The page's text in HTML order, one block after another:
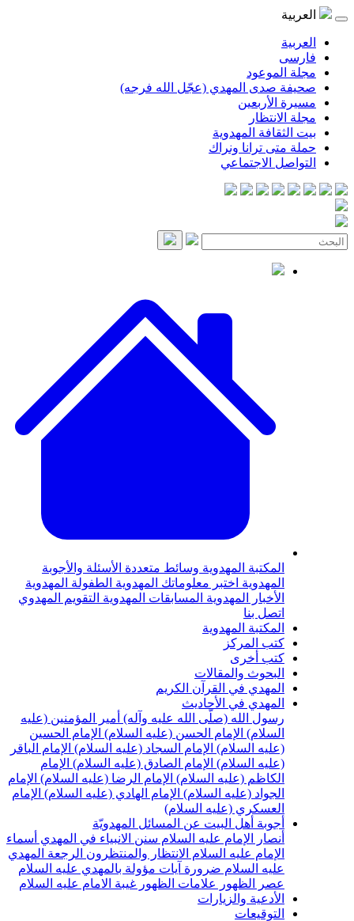
المهدي (عجّل الله فرجه)
المهدوية
ترانا ونراك
الاجتماعي
المهدويةوسائط متعددةالأسئلة والأجوبة
اختبر معلوماتك المهدويةالطفولة المهدوية
المهدويةالمسابقات المهدويةالتقويم المهدوي
المهدوية
والمقالات
في القرآن الكريم
في الأحاديث
الله (صلّى الله عليه وآله) أمير المؤمنين (عليه
الإمام الحسن (عليه السلام) الإمام الحسين
الإمام السجاد (عليه السلام) الإمام الباقر
الإمام الصادق (عليه السلام) الإمام
(عليه السلام) الإمام الرضا (عليه السلام) الإمام
(عليه السلام) الإمام الهادي (عليه السلام) الإمام
(عليه السلام)
أهل البيت عن المسائل المهدويّة
الإمام عليه السلامسنن الانبياء في المهديأسماء
عليه السلامالانتظار والمنتظرونالرجعةالمهدي
السلام ضرورة آيات مؤولة بالمهدي عليه السلام
علامات الظهورغيبة الامام عليه السلام
والزيارات